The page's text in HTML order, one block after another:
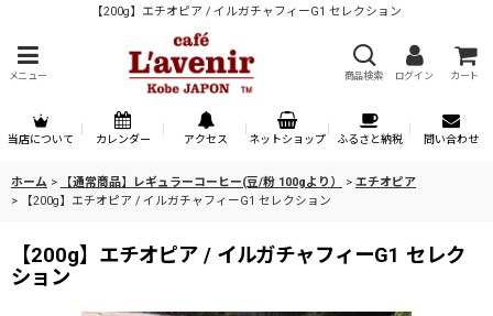
【200g】エチオピア / イルガチャフィーG1 セレクション
メニュー 商品検索 ログイン カート
当店について カレンダー アクセス ネットショップ ふるさと納税 問い合わせ
ホーム > 【通常商品】レギュラーコーヒー(豆/粉 100gより） > エチオピア
>
【200g】エチオピア / イルガチャフィーG1 セレクション
【200g】エチオピア / イルガチャフィーG1 セレク
ション